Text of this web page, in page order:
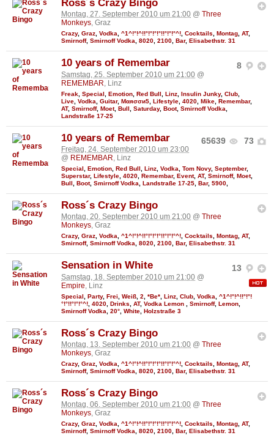
Ross´s Crazy Bingo
Montag, 27. September 2010 um 21:00 @ Three
Monkeys, Graz
Crazy, Graz Vodka ^1^!°!^!!°!°!°!°!!°!°!°^! Cocktails Montag AT,
Smirnoff, Smirnoff Vodka 8020 2100 Bar, Elisabethstr. 31
8
10 years of Remembar
Samstag, 25. September 2010 um 21:00 @
REMEMBAR , Linz
Freak Special Emotion Red Bull Linz Insulin Junky, Club
Live Vodka Guitar, Мαяσσи5 Lifestyle 4020 Mike Remembar,
AT, Smirnoff, Moet, Bull Saturday, Boot, Smirnoff Vodka
Landstraße 17-25
65639 73
10 years of Remembar
Freitag, 24. September 2010 um 23:00
@ REMEMBAR, Linz
Special Emotion Red Bull Linz Vodka Tom Novy, September,
Superstar, Lifestyle 4020 Remembar, Event, AT, Smirnoff, Moet,
Bull
Boot, Smirnoff Vodka Landstraße 17-25 Bar, 5900
Ross´s Crazy Bingo
Montag, 20. September 2010 um 21:00 @ Three
Monkeys, Graz
Crazy, Graz, Vodka, ^1^!°!^!!°!°!°!°!!°!°!°^!, Cocktails, Montag, AT,
Smirnoff, Smirnoff Vodka, 8020, 2100, Bar, Elisabethstr. 31
13
Sensation in White
Samstag, 18. September 2010 um 21:00 @
Empire , Linz
Special Party, Frei Weiß 2 *Be* Linz Club Vodka
^1^!°!^!!°!°!
°!°!!°!°!°^! 4020 Drinks AT, Vodka Lemon Smirnoff, Lemon
Smirnoff Vodka
20° White Holzstraße 3
Ross´s Crazy Bingo
Montag, 13. September 2010 um 21:00 @ Three
Monkeys, Graz
Crazy, Graz Vodka ^1^!°!^!!°!°!°!°!!°!°!°^! Cocktails Montag AT,
Smirnoff, Smirnoff Vodka 8020 2100 Bar, Elisabethstr. 31
Ross´s Crazy Bingo
Montag, 06. September 2010 um 21:00 @ Three
Monkeys, Graz
Crazy, Graz, Vodka, ^1^!°!^!!°!°!°!°!!°!°!°^!, Cocktails, Montag, AT,
Smirnoff, Smirnoff Vodka, 8020, 2100, Bar, Elisabethstr. 31